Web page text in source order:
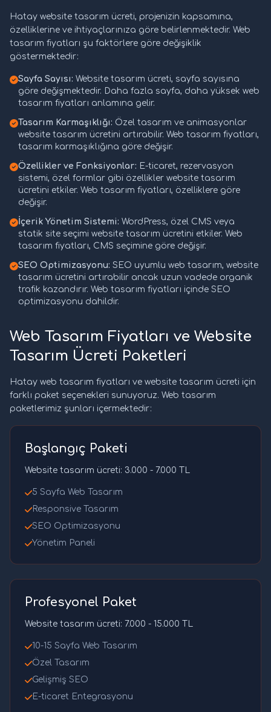
Hatay website tasarım ücreti, projenizin kapsamına,
özelliklerine ve ihtiyaçlarınıza göre belirlenmektedir. Web
tasarım fiyatları şu faktörlere göre değişiklik
göstermektedir:
Sayfa Sayısı: Website tasarım ücreti, sayfa sayısına
göre değişmektedir. Daha fazla sayfa, daha yüksek web
tasarım fiyatları anlamına gelir.
Tasarım Karmaşıklığı: Özel tasarım ve animasyonlar
website tasarım ücretini artırabilir. Web tasarım fiyatları,
tasarım karmaşıklığına göre değişir.
Özellikler ve Fonksiyonlar: E-ticaret, rezervasyon
sistemi, özel formlar gibi özellikler website tasarım
ücretini etkiler. Web tasarım fiyatları, özelliklere göre
değişir.
İçerik Yönetim Sistemi: WordPress, özel CMS veya
statik site seçimi website tasarım ücretini etkiler. Web
tasarım fiyatları, CMS seçimine göre değişir.
SEO Optimizasyonu: SEO uyumlu web tasarım, website
tasarım ücretini artırabilir ancak uzun vadede organik
trafik kazandırır. Web tasarım fiyatları içinde SEO
optimizasyonu dahildir.
Web Tasarım Fiyatları ve Website
Tasarım Ücreti Paketleri
Hatay web tasarım fiyatları ve website tasarım ücreti için
farklı paket seçenekleri sunuyoruz. Web tasarım
paketlerimiz şunları içermektedir:
Başlangıç Paketi
Website tasarım ücreti: 3.000 - 7.000 TL
5 Sayfa Web Tasarım
Responsive Tasarım
SEO Optimizasyonu
Yönetim Paneli
Profesyonel Paket
Website tasarım ücreti: 7.000 - 15.000 TL
10-15 Sayfa Web Tasarım
Özel Tasarım
Gelişmiş SEO
E-ticaret Entegrasyonu